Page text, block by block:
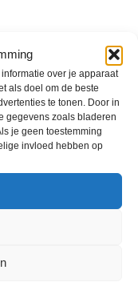
over je apparaat
als doel om de beste
te tonen. Door in
gegevens zoals bladeren
je geen toestemming
invloed hebben op